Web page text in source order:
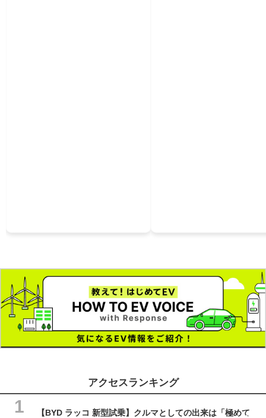
アクセスランキング
【BYD ラッコ 新型試乗】クルマとしての出来は「極めて